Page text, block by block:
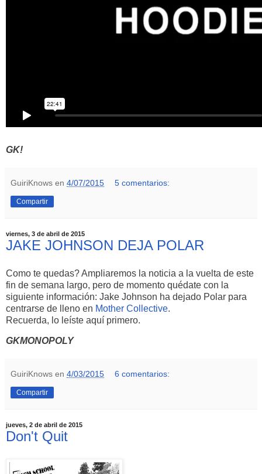
GK!
GuiriKnows en 4/07/2015 5 comentarios:
Compartir
viernes, 3 de abril de 2015
JAKE JOHNSON DEJA POLAR
Como te quedas? Ampliaremos la noticia a la vuelta de este
fin de semana largo, pero de momento quédate con la
siguiente información: Jake Johnson ha dejado Polar para
centrarse de lleno en Mother Collective.
Recuerda, lo leíste aquí primero.
GKMONOPOLY
GuiriKnows en 4/03/2015 6 comentarios:
Compartir
jueves, 2 de abril de 2015
Don't Quit